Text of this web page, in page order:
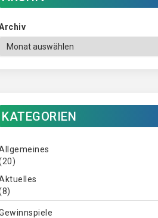
KATEGORIEN